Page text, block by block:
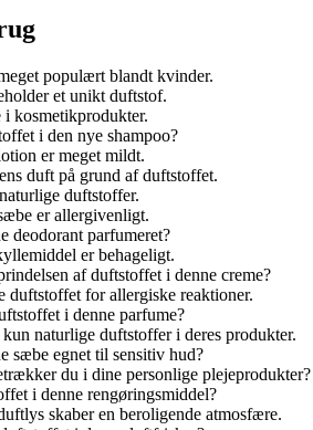
populært blandt kvinder.
et unikt duftstof.
kosmetikprodukter.
i den nye shampoo?
er meget mildt.
duft på grund af duftstoffet.
duftstoffer.
er allergivenligt.
deodorant parfumeret?
er behageligt.
af duftstoffet i denne creme?
duftstoffet for allergiske reaktioner.
i denne parfume?
naturlige duftstoffer i deres produkter.
sæbe egnet til sensitiv hud?
du i dine personlige plejeprodukter?
i denne rengøringsmiddel?
skaber en beroligende atmosfære.